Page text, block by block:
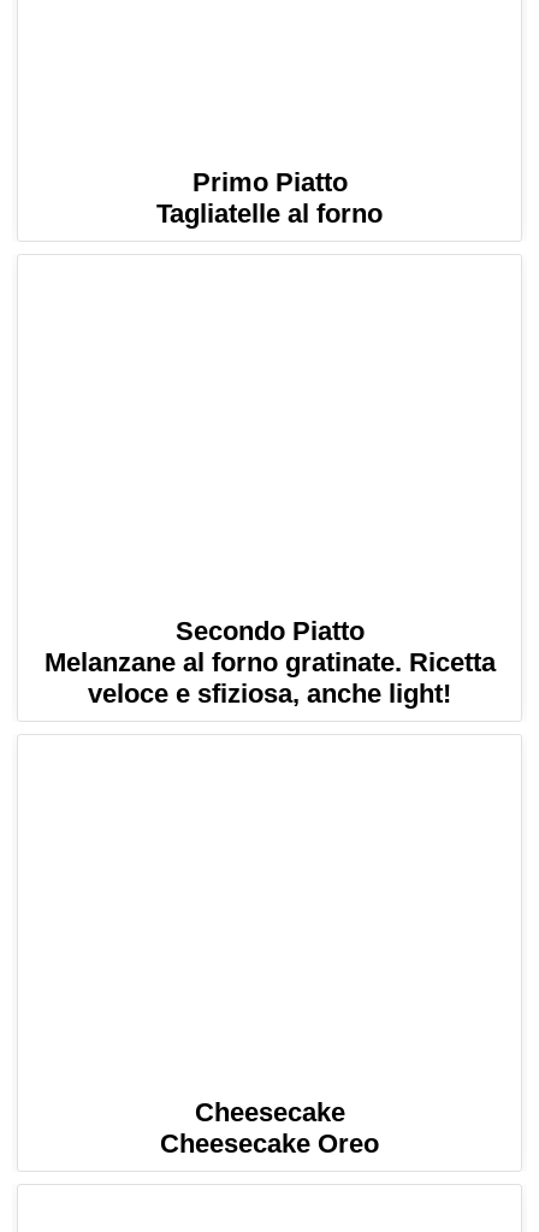
Primo Piatto
Tagliatelle al forno
Secondo Piatto
Melanzane al forno gratinate. Ricetta
veloce e sfiziosa, anche light!
Cheesecake
Cheesecake Oreo